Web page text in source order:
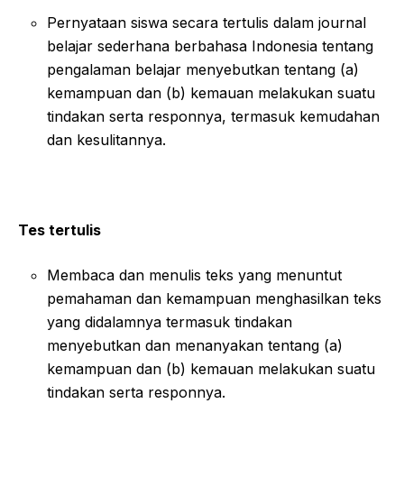
Pernyataan siswa secara tertulis dalam journal
belajar sederhana berbahasa Indonesia tentang
pengalaman belajar menyebutkan tentang (a)
kemampuan dan (b) kemauan melakukan suatu
tindakan serta responnya, termasuk kemudahan
dan kesulitannya.
Tes tertulis
Membaca dan menulis teks yang menuntut
pemahaman dan kemampuan menghasilkan teks
yang didalamnya termasuk tindakan
menyebutkan dan menanyakan tentang (a)
kemampuan dan (b) kemauan melakukan suatu
tindakan serta responnya.